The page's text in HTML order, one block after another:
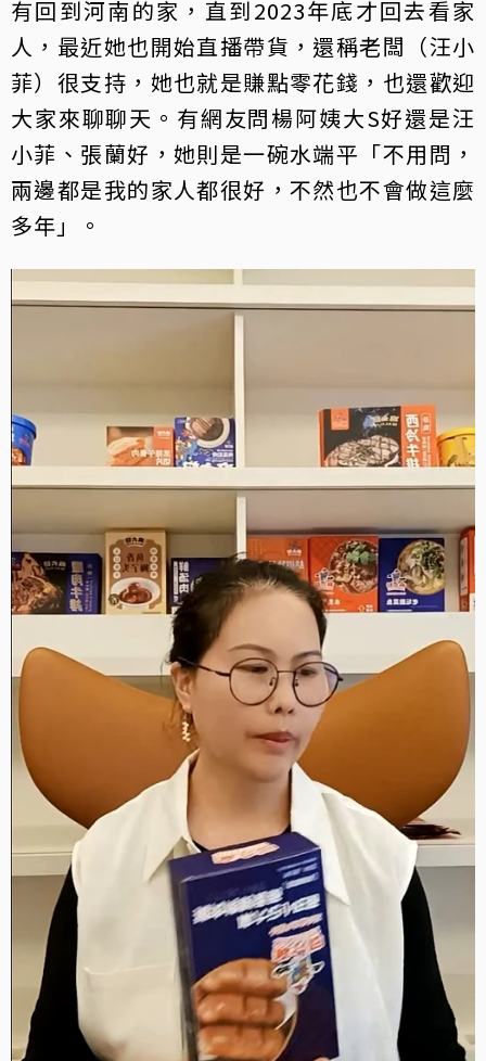
有回到河南的家，直到2023年底才回去看家
人，最近她也開始直播帶貨，還稱老闆（汪小
菲）很支持，她也就是賺點零花錢，也還歡迎
大家來聊聊天。有網友問楊阿姨大S好還是汪
小菲、張蘭好，她則是一碗水端平「不用問，
兩邊都是我的家人都很好，不然也不會做這麼
多年」。